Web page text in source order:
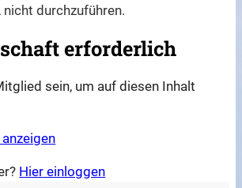
nicht durchzuführen.
erforderlich
sein, um auf diesen Inhalt
Hier einloggen